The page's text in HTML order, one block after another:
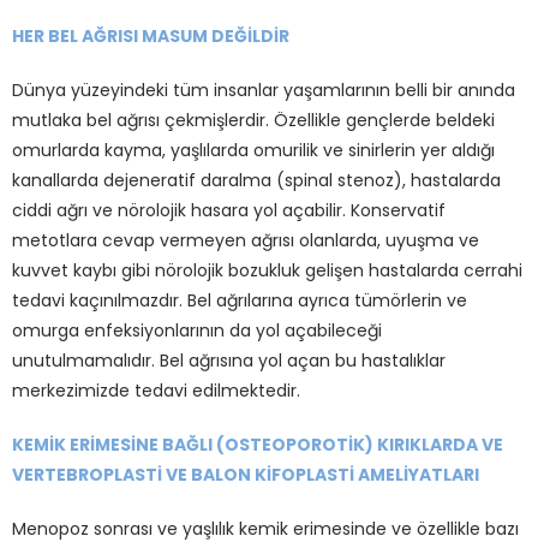
HER BEL AĞRISI MASUM DEĞİLDİR
Dünya yüzeyindeki tüm insanlar yaşamlarının belli bir anında
mutlaka bel ağrısı çekmişlerdir. Özellikle gençlerde beldeki
omurlarda kayma, yaşlılarda omurilik ve sinirlerin yer aldığı
kanallarda dejeneratif daralma (spinal stenoz), hastalarda
ciddi ağrı ve nörolojik hasara yol açabilir. Konservatif
metotlara cevap vermeyen ağrısı olanlarda, uyuşma ve
kuvvet kaybı gibi nörolojik bozukluk gelişen hastalarda cerrahi
tedavi kaçınılmazdır. Bel ağrılarına ayrıca tümörlerin ve
omurga enfeksiyonlarının da yol açabileceği
unutulmamalıdır. Bel ağrısına yol açan bu hastalıklar
merkezimizde tedavi edilmektedir.
KEMİK ERİMESİNE BAĞLI (OSTEOPOROTİK) KIRIKLARDA VE
VERTEBROPLASTİ VE BALON KİFOPLASTİ AMELİYATLARI
Menopoz sonrası ve yaşlılık kemik erimesinde ve özellikle bazı